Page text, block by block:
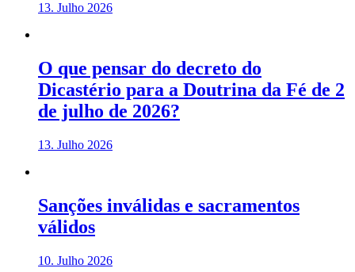
13. Julho 2026
O que pensar do decreto do
Dicastério para a Doutrina da Fé de 2
de julho de 2026?
13. Julho 2026
Sanções inválidas e sacramentos
válidos
10. Julho 2026